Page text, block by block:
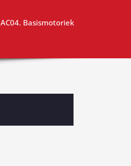
AC04. Basismotoriek